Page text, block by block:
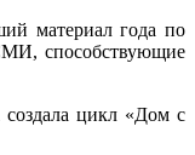
материал года по
способствующие
цикл «Дом с